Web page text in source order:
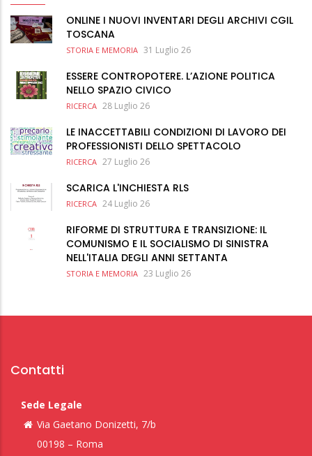
ONLINE I NUOVI INVENTARI DEGLI ARCHIVI CGIL
TOSCANA
STORIA E MEMORIA 31 Luglio 26
ESSERE CONTROPOTERE. L’AZIONE POLITICA
NELLO SPAZIO CIVICO
RICERCA 28 Luglio 26
LE INACCETTABILI CONDIZIONI DI LAVORO DEI
PROFESSIONISTI DELLO SPETTACOLO
RICERCA 27 Luglio 26
SCARICA L'INCHIESTA RLS
RICERCA 24 Luglio 26
RIFORME DI STRUTTURA E TRANSIZIONE: IL
COMUNISMO E IL SOCIALISMO DI SINISTRA
NELL'ITALIA DEGLI ANNI SETTANTA
STORIA E MEMORIA 23 Luglio 26
Contatti
Sede Legale
Via Gaetano Donizetti, 7/b
00198 – Roma